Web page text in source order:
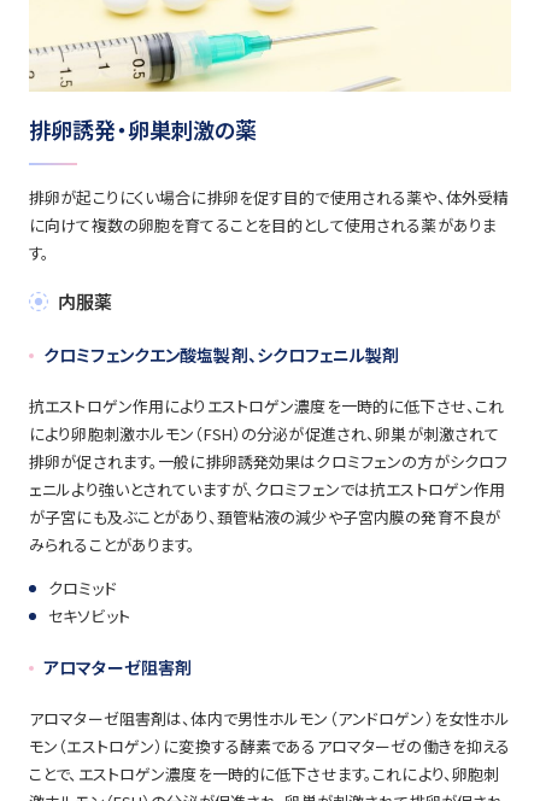
排卵誘発・卵巣刺激の薬
排卵が起こりにくい場合に排卵を促す目的で使用される薬や、体外受精
に向けて複数の卵胞を育てることを目的として使用される薬がありま
す。
内服薬
クロミフェンクエン酸塩製剤、シクロフェニル製剤
抗エストロゲン作用によりエストロゲン濃度を一時的に低下させ、これ
により卵胞刺激ホルモン（FSH）の分泌が促進され、卵巣が刺激されて
排卵が促されます。一般に排卵誘発効果はクロミフェンの方がシクロフ
ェニルより強いとされていますが、クロミフェンでは抗エストロゲン作用
が子宮にも及ぶことがあり、頚管粘液の減少や子宮内膜の発育不良が
みられることがあります。
クロミッド
セキソビット
アロマターゼ阻害剤
アロマターゼ阻害剤は、体内で男性ホルモン（アンドロゲン）を女性ホル
モン（エストロゲン）に変換する酵素であるアロマターゼの働きを抑える
ことで、エストロゲン濃度を一時的に低下させます。これにより、卵胞刺